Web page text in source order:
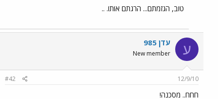
טוב, הגזמתם... הרגתם אותו. ..
ע עדן 985
New member
12/9/10
#42
חחח.. מסכנה!